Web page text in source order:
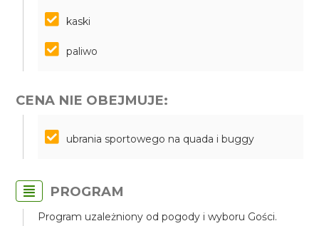
kaski
paliwo
CENA NIE OBEJMUJE:
ubrania sportowego na quada i buggy
PROGRAM
Program uzależniony od pogody i wyboru Gości.